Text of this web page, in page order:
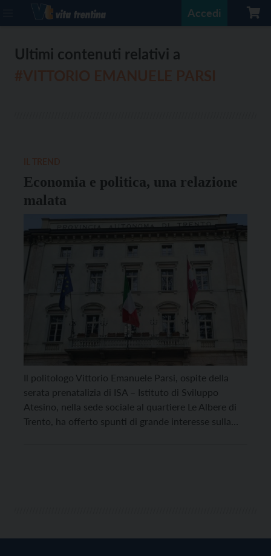
Accedi
Ultimi contenuti relativi a
Economia e politica, una relazione
malata
Il politologo Vittorio Emanuele Parsi, ospite della
serata prenatalizia di ISA – Istituto di Sviluppo
Atesino, nella sede sociale al quartiere Le Albere di
Trento, ha offerto spunti di grande interesse sulla